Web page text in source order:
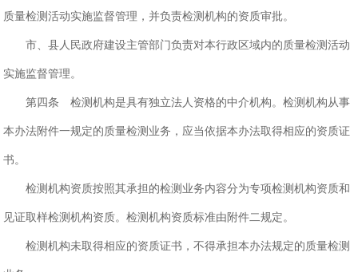
质量检测活动实施监督管理，并负责检测机构的资质审批。
市、县人民政府建设主管部门负责对本行政区域内的质量检测活动
实施监督管理。
第四条 检测机构是具有独立法人资格的中介机构。检测机构从事
本办法附件一规定的质量检测业务，应当依据本办法取得相应的资质证
书。
检测机构资质按照其承担的检测业务内容分为专项检测机构资质和
见证取样检测机构资质。检测机构资质标准由附件二规定。
检测机构未取得相应的资质证书，不得承担本办法规定的质量检测